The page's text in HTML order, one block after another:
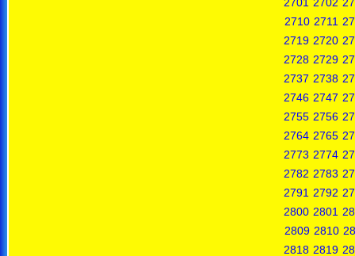
2710 2711
2719 2720
2728 2729
2737 2738
2746 2747
2755 2756
2764 2765
2773 2774
2782 2783
2791 2792
2800 2801
2809 2810
2818 2819